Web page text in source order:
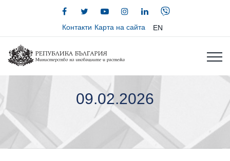
Контакти Карта на сайта EN
09.02.2026